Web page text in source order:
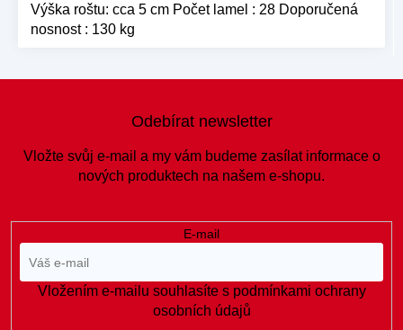
Výška roštu: cca 5 cm Počet lamel : 28 Doporučená
nosnost : 130 kg
Odebírat newsletter
Vložte svůj e-mail a my vám budeme zasílat informace o
nových produktech na našem e-shopu.
E-mail
Vložením e-mailu souhlasíte s podmínkami ochrany
osobních údajů